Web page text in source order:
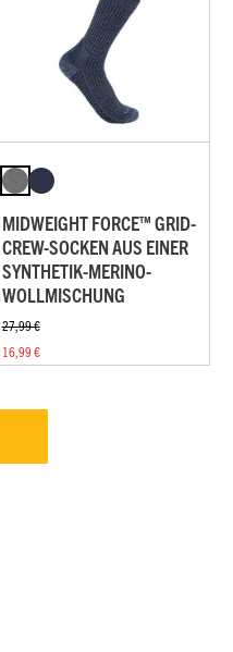
MIDWEIGHT FORCE™ GRID-
CREW-SOCKEN AUS EINER
SYNTHETIK-MERINO-
WOLLMISCHUNG
27,99 €
16,99 €